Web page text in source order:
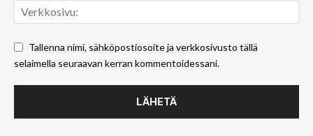
Tallenna nimi, sähköpostiosoite ja verkkosivusto tällä
selaimella seuraavan kerran kommentoidessani.